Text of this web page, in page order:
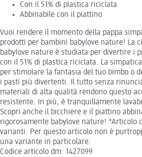
Con il 51% di plastica riciclata
Abbinabile con il piattino
Vuoi rendere il momento della pappa
prodotti per bambini babylove nature! La
babylove nature è studiata per divertire i
con il 51% di plastica riciclata. La
per stimolare la fantasia del tuo bimbo o
i pasti più divertenti. Il tutto senza
materiali di alta qualità rendono questo
resistente. In più, è tranquillamente
Scopri anche il bicchiere e il piattino
rigorosamente babylove nature! *Articolo
varianti. Per questo articolo non è
una variante in particolare.
Codice articolo dm: 1427099